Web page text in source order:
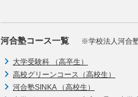
河合塾コース一覧 ※学校法人河合
大学受験科 （高卒生）
高校グリーンコース（高校生）
河合塾SINKA （高校生）